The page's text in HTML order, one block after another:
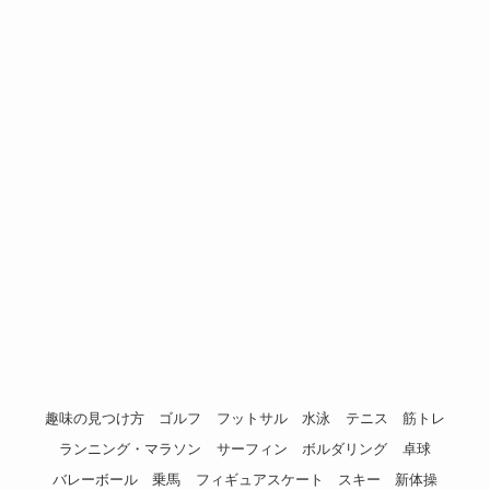
趣味の見つけ方 ゴルフ フットサル 水泳 テニス
筋トレ
ランニング・マラソン
サーフィン ボルダリング
卓球
バレーボール
乗馬 フィギュアスケート スキー 新体操